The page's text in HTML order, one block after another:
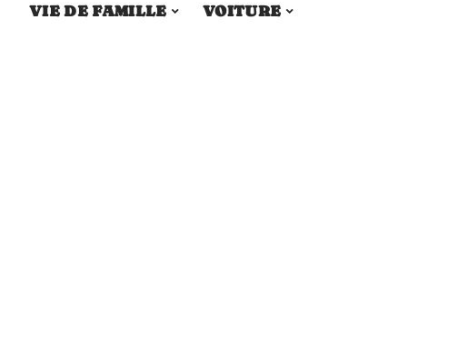
VIE DE FAMILLE
VOITURE